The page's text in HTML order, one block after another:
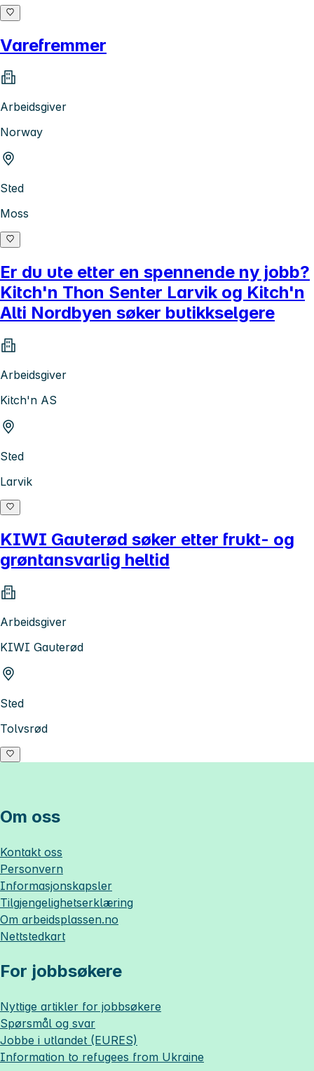
Varefremmer
Arbeidsgiver
Norway
Sted
Moss
Er du ute etter en spennende ny jobb?
Kitch'n Thon Senter Larvik og Kitch'n
Alti Nordbyen søker butikkselgere
Arbeidsgiver
Kitch'n AS
Sted
Larvik
KIWI Gauterød søker etter frukt- og
grøntansvarlig heltid
Arbeidsgiver
KIWI Gauterød
Sted
Tolvsrød
Om oss
Kontakt oss
Personvern
Informasjonskapsler
Tilgjengelighetserklæring
Om arbeidsplassen.no
Nettstedkart
For jobbsøkere
Nyttige artikler for jobbsøkere
Spørsmål og svar
Jobbe i utlandet (EURES)
Information to refugees from Ukraine